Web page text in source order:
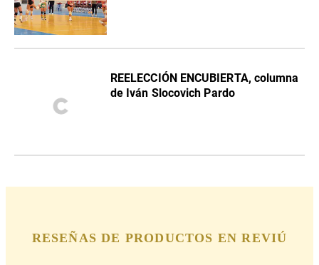
REELECCIÓN ENCUBIERTA, columna
de Iván Slocovich Pardo